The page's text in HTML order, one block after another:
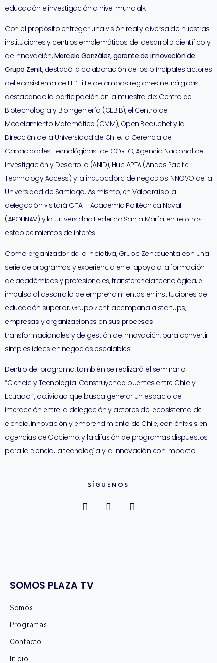
educación e investigación a nivel mundial».
Con el propósito entregar una visión real y diversa de nuestras
instituciones y centros emblemáticos del desarrollo científico y
de innovación,Marcelo González, gerente de innovación de
Grupo Zenit, destacó la colaboración de los principales actores
del ecosistema de I+D+i+e de ambas regiones neurálgicas,
destacando la participación en la muestra de: Centro de
Biotecnología y Bioingeniería (CEBIB), el Centro de
Modelamiento Matemático (CMM), Open Beauchef y la
Dirección de la Universidad de Chile; la Gerencia de
Capacidades Tecnológicas de CORFO, Agencia Nacional de
Investigación y Desarrollo (ANID), Hub APTA (Andes Pacific
Technology Access) y la incubadora de negocios INNOVO de la
Universidad de Santiago. Asimismo, en Valparaíso la
delegación visitará CiTA – Academia Politécnica Naval
(APOLINAV) y la Universidad Federico Santa María, entre otros
establecimientos de interés.
Como organizador de la iniciativa, Grupo Zenitcuenta con una
serie de programas y experiencia en el apoyo a la formación
de académicos y profesionales, transferencia tecnológica, e
impulso al desarrollo de emprendimientos en instituciones de
educación superior. Grupo Zenit acompaña a startups,
empresas y organizaciones en sus procesos
transformacionales y de gestión de innovación, para convertir
simples ideas en negocios escalables.
Dentro del programa, también se realizará el seminario
“Ciencia y Tecnología: Construyendo puentes entre Chile y
Ecuador”, actividad que busca generar un espacio de
interacción entre la delegación y actores del ecosistema de
ciencia, innovación y emprendimiento de Chile, con énfasis en
agencias de Gobierno, y la difusión de programas dispuestos
para la ciencia, la tecnología y la innovación con impacto.
SÍGUENOS
SOMOS PLAZA TV
Somos
Programas
Contacto
Inicio